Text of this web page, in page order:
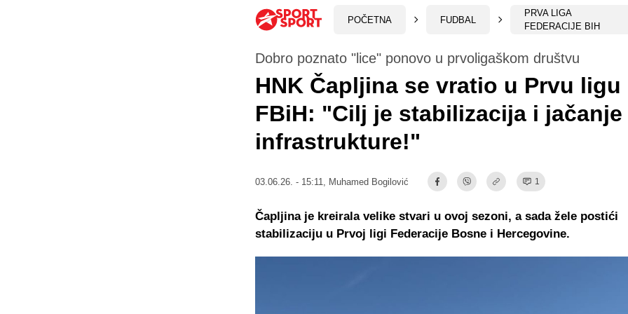
POČETNA FUDBAL
PRVA LIGA
FEDERACIJE BIH
Dobro poznato "lice" ponovo u prvoligaškom društvu
HNK Čapljina se vratio u Prvu ligu
FBiH: "Cilj je stabilizacija i jačanje
infrastrukture!"
03.06.26. - 15:11, Muhamed Bogilović 1
Čapljina je kreirala velike stvari u ovoj sezoni, a sada žele postići
stabilizaciju u Prvoj ligi Federacije Bosne i Hercegovine.